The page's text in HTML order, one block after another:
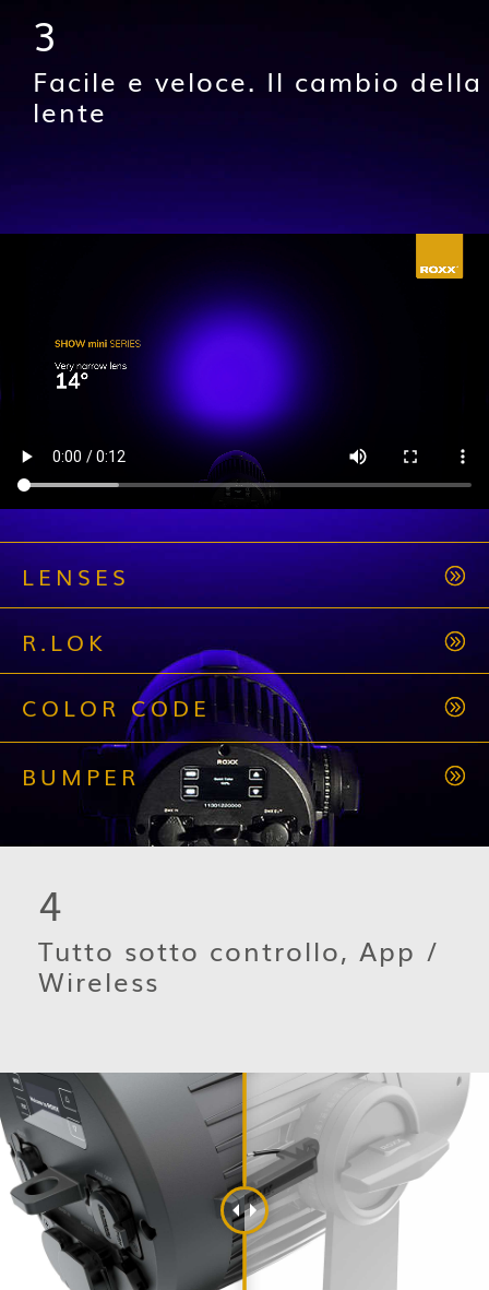
3
Facile e veloce. Il cambio della
lente
LENSES
R.LOK
COLOR CODE
BUMPER
4
Tutto sotto controllo, App /
Wireless